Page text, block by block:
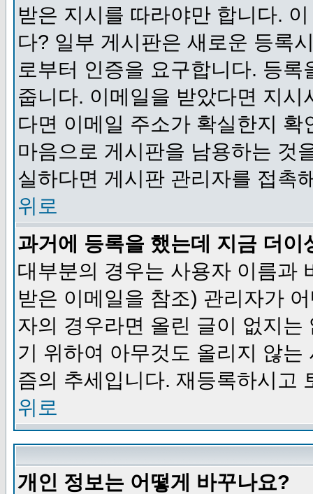
받은 지시를 따라야만 합니다.
다? 일부 게시판은 새로운 등록
로부터 인증을 요구합니다. 등
줍니다. 이메일을 받았다면 지
다면 이메일 주소가 확실한지
마음으로 게시판을 남용하는 것
실하다면 게시판 관리자를 접촉
위로
과거에 등록을 했는데 지금 더
대부분의 경우는 사용자 이름과
받은 이메일을 참조) 관리자가
자의 경우라면 올린 글이 없지
기 위하여 아무것도 올리지 않
즘의 추세입니다. 재등록하시고
위로
개인 정보는 어떻게 바꾸나요?